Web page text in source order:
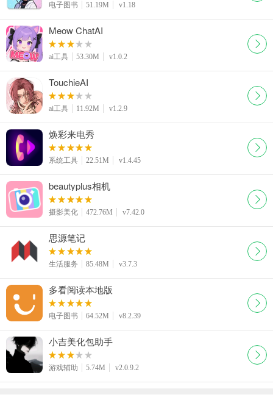
电子图书 51.19M v1.18
Meow ChatAI
ai工具 53.30M v1.0.2
TouchieAI
ai工具 11.92M v1.2.9
焕彩来电秀
系统工具 22.51M v1.4.45
beautyplus相机
摄影美化 472.76M v7.42.0
思源笔记
生活服务 85.48M v3.7.3
多看阅读本地版
电子图书 64.52M v8.2.39
小吉美化包助手
游戏辅助 5.74M v2.0.9.2